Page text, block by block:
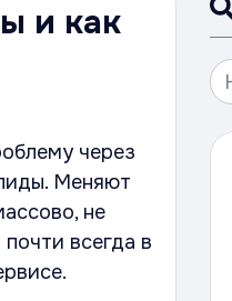
и как
через
Меняют
не
всегда в